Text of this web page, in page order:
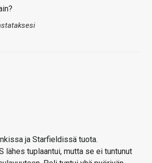
ja Starfieldissä tuota.
lähes tuplaantui, mutta se ei tuntunut